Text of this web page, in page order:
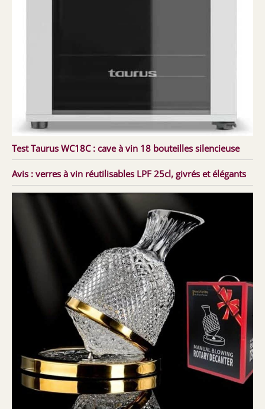
Test Taurus WC18C : cave à vin 18 bouteilles silencieuse
Avis : verres à vin réutilisables LPF 25cl, givrés et élégants